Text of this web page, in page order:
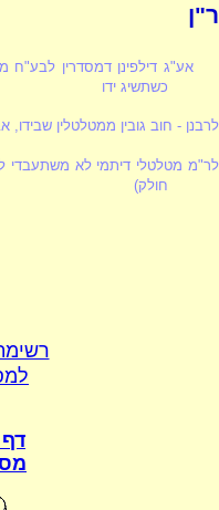
ר"ן
אע"ג דילפינן דמסדרין לבע"ח
כשתשיג ידו
לרבנן - חוב גובין ממטלטלין
לר"מ מטלטלי דיתמי לא משתעבדי
חולק)